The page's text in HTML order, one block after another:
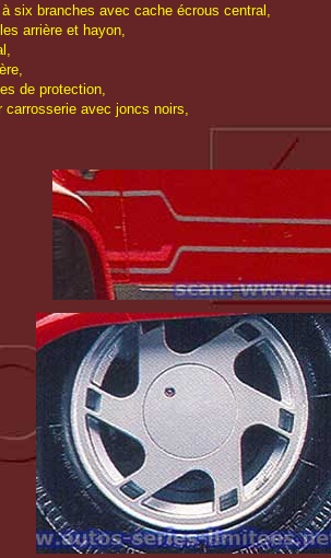
six branches avec cache écrous central,
arrière et hayon,
de protection,
carrosserie avec joncs noirs,